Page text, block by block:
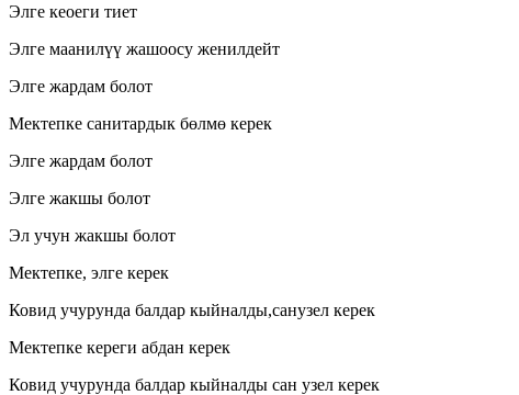
Элге кеоеги тиет
Элге маанилүү жашоосу женилдейт
Элге жардам болот
Мектепке санитардык бөлмө керек
Элге жардам болот
Элге жакшы болот
Эл учун жакшы болот
Мектепке, элге керек
Ковид учурунда балдар кыйналды,санузел керек
Мектепке кереги абдан керек
Ковид учурунда балдар кыйналды сан узел керек